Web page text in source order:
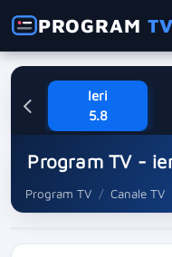
PROGRAMTV
Ieri
5.8
Program TV -
Program TV Canale TV